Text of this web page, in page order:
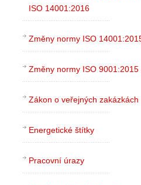
ISO 14001:2016
Změny normy ISO
Změny normy ISO
Zákon o veřejných zakázkách
Energetické štítky
Pracovní úrazy